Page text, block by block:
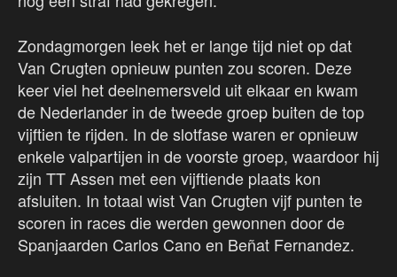
Zondagmorgen leek het er lange tijd niet op dat
Van Crugten opnieuw punten zou scoren. Deze
keer viel het deelnemersveld uit elkaar en kwam
de Nederlander in de tweede groep buiten de top
vijftien te rijden. In de slotfase waren er opnieuw
enkele valpartijen in de voorste groep, waardoor hij
zijn TT Assen met een vijftiende plaats kon
afsluiten. In totaal wist Van Crugten vijf punten te
scoren in races die werden gewonnen door de
Spanjaarden Carlos Cano en Beñat Fernandez.